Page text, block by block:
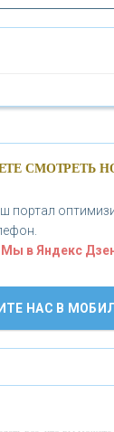
ПЕТЕРБУРГ»
СМОТРЕТЬ
портал
Мы в Яндекс
НАС В